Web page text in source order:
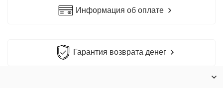
Информация об оплате
Гарантия возврата денег